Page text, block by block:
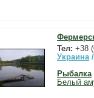
Тел: +38
Украина
Рыбалка
Белый